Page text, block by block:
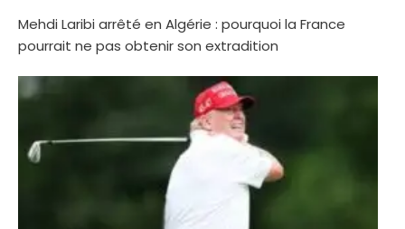
Mehdi Laribi arrêté en Algérie : pourquoi la France
pourrait ne pas obtenir son extradition